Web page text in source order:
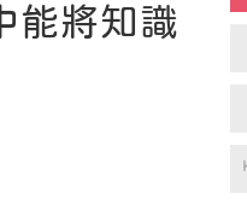
能將知識